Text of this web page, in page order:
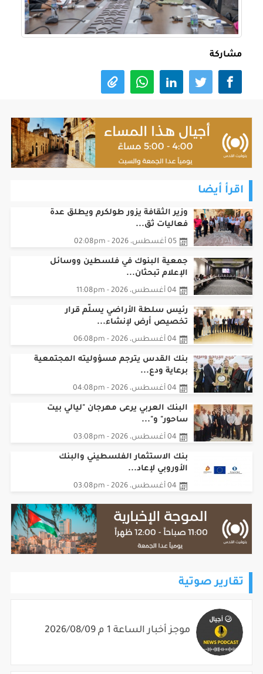
مشاركة
اقرأ أيضا
وزير الثقافة يزور طولكرم ويطلق عدة
فعاليات ثق...
05 أغسطس، 2026 - 02:08pm
جمعية البنوك في فلسطين ووسائل
الإعلام تبحثان...
04 أغسطس، 2026 - 11:08pm
رئيس سلطة الأراضي يسلّم قرار
تخصيص أرض لإنشاء...
04 أغسطس، 2026 - 06:08pm
بنك القدس يترجم مسؤوليته المجتمعية
برعاية ودع...
04 أغسطس، 2026 - 04:08pm
البنك العربي يرعى مهرجان "ليالي بيت
ساحور" و"...
04 أغسطس، 2026 - 03:08pm
بنك الاستثمار الفلسطيني والبنك
الأوروبي لإعاد...
04 أغسطس، 2026 - 03:08pm
تقارير صوتية
موجز أخبار الساعة 1 م 2026/08/09